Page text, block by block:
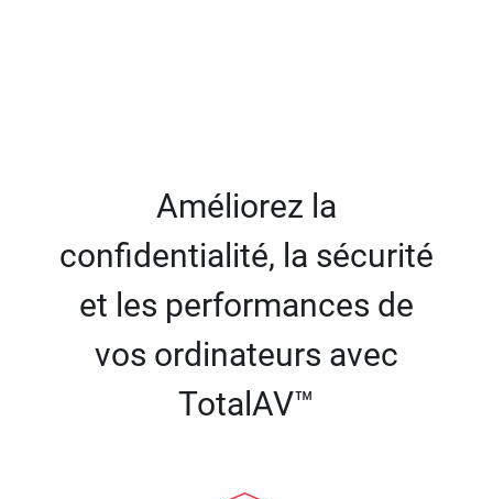
Améliorez la
confidentialité, la sécurité
et les performances de
vos ordinateurs avec
TotalAV™